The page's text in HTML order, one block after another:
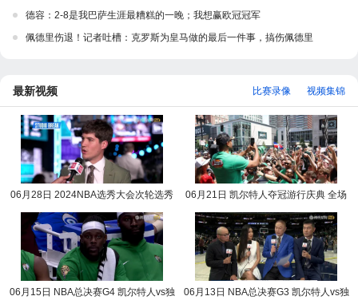
德容：2-8是我巴萨生涯最糟糕的一晚；我想赢欧冠冠军
佩德里伤退！记者吐槽：克罗斯为皇马做的最后一件事，搞伤佩德里
最新视频 视频集锦
比赛录像
06月28日 2024NBA选秀大会次轮选秀
06月21日 凯尔特人夺冠游行庆典 全场
06月15日 NBA总决赛G4 凯尔特人vs独
06月13日 NBA总决赛G3 凯尔特人vs独